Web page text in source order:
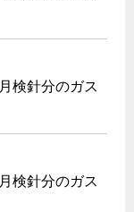
検針分のガス
検針分のガス